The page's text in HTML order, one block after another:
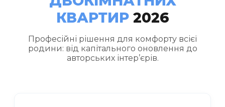
КВАРТИР2026
Професійні рішення для комфорту всієї
родини: від капітального оновлення до
авторських інтер’єрів.